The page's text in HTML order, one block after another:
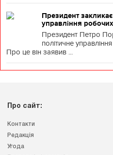
Президент
управління
Президент Петро
політичне
Про це він заявив ...
Про сайт:
Контакти
Редакція
Угода